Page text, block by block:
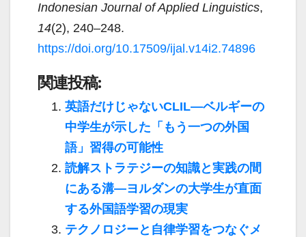
Indonesian Journal of Applied Linguistics,
14(2), 240–248.
https://doi.org/10.17509/ijal.v14i2.74896
関連投稿:
英語だけじゃないCLIL―ベルギーの
中学生が示した「もう一つの外国
語」習得の可能性
読解ストラテジーの知識と実践の間
にある溝―ヨルダンの大学生が直面
する外国語学習の現実
テクノロジーと自律学習をつなぐメ